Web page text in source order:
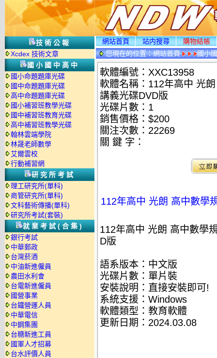
技術公報
Xcdex 技術文章
國小國中高中
國小命題題庫光碟
國中命題題庫光碟
高中命題題庫光碟
國小補習班教學光碟
國中補習班教育光碟
高中補習班教學光碟
翰林雲端學院
林晟老師數學
艾爾雲校
行動補習網
研究所考試
理工研究所(單科)
商管研究所(單科)
文科藝術傳播(單科)
研究所考試(套裝)
就業考試(合集)
銀行考試
中華郵政
台灣菸酒
中油新進僱員
農田水利會
台電新進僱員
國營事業
台鐵營運人員
中華電信
中鋼集團
台糖新進工員
國軍人才招募
台水評價人員
網站首頁 站内搜尋
購物結帳
您現在的位置：網站首頁 國小
軟體編號：XXC13958
軟體名稱：112年高中 光
講義光碟DVD版
光碟片數：1
銷售價格：$200
關注次數： 22269
關 鍵 字：
112年高中 光朗 高中數學
112年高中 光朗 高中數學
D版
語系版本：中文版
光碟片數：單片裝
安裝說明：直接安裝即可!
系統支援：Windows
軟體類型：教育軟體
更新日期：2024.03.08